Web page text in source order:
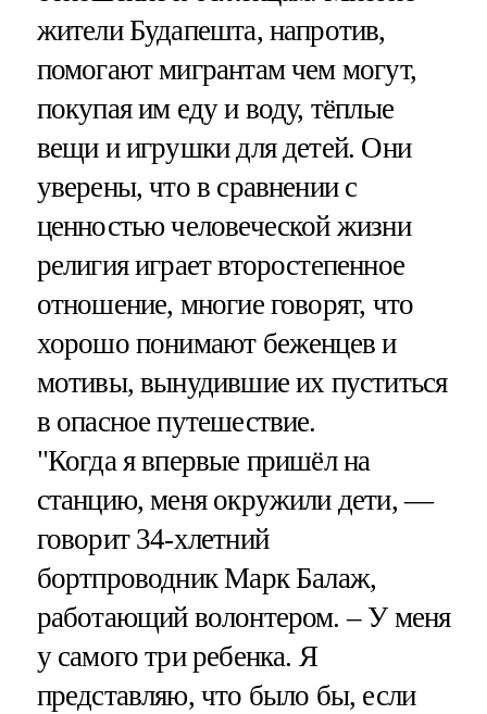
жители Будапешта, напротив,
помогают мигрантам чем могут,
покупая им еду и воду, тёплые
вещи и игрушки для детей. Они
уверены, что в сравнении с
ценностью человеческой жизни
религия играет второстепенное
отношение, многие говорят, что
хорошо понимают беженцев и
мотивы, вынудившие их пуститься
в опасное путешествие.
"Когда я впервые пришёл на
станцию, меня окружили дети, —
говорит 34-хлетний
бортпроводник Марк Балаж,
работающий волонтером. – У меня
у самого три ребенка. Я
представляю, что было бы, если